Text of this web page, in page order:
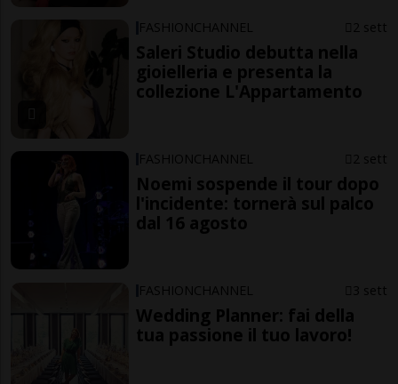
FASHIONCHANNEL 2 sett
Saleri Studio debutta nella
gioielleria e presenta la
collezione L'Appartamento
FASHIONCHANNEL 2 sett
Noemi sospende il tour dopo
l'incidente: tornerà sul palco
dal 16 agosto
FASHIONCHANNEL 3 sett
Wedding Planner: fai della
tua passione il tuo lavoro!